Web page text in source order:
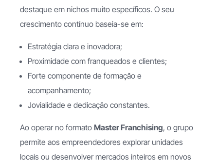
destaque em nichos muito específicos. O seu
crescimento contínuo baseia-se em:
Estratégia clara e inovadora;
Proximidade com franqueados e clientes;
Forte componente de formação e
acompanhamento;
Jovialidade e dedicação constantes.
Ao operar no formato Master Franchising, o grupo
permite aos empreendedores explorar unidades
locais ou desenvolver mercados inteiros em novos